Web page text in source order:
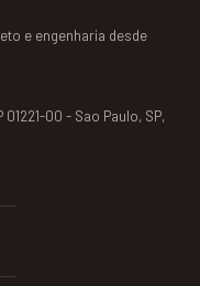
e engenharia desde
00 - Sao Paulo, SP,